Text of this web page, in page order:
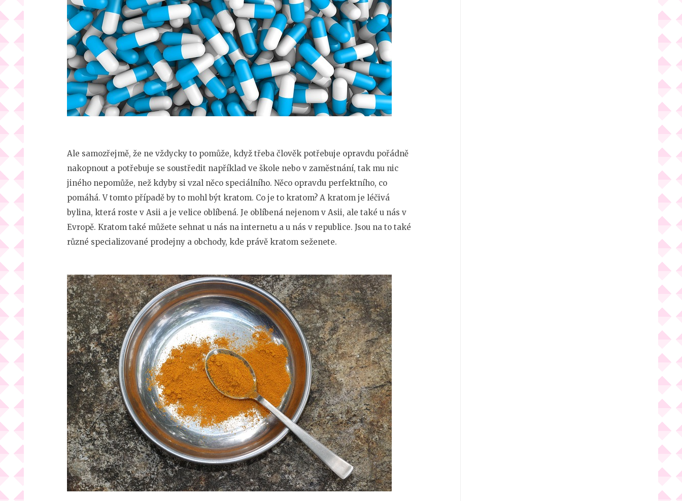
Ale samozřejmě, že ne vždycky to pomůže, když třeba člověk potřebuje opravdu pořádně
nakopnout a potřebuje se soustředit například ve škole nebo v zaměstnání, tak mu nic
jiného nepomůže, než kdyby si vzal něco speciálního. Něco opravdu perfektního, co
pomáhá. V tomto případě by to mohl být kratom. Co je to kratom? A kratom je léčivá
bylina, která roste v Asii a je velice oblíbená. Je oblíbená nejenom v Asii, ale také u nás v
Evropě. Kratom také můžete sehnat u nás na internetu a u nás v republice. Jsou na to také
různé specializované prodejny a obchody, kde právě kratom seženete.